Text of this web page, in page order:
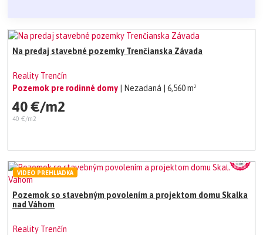
Na predaj stavebné pozemky Trenčianska Závada
Reality Trenčín
Pozemok pre rodinné domy
| Nezadaná | 6,560 m²
40 €/m2
40 €/m2
Pozemok so stavebným povolením a projektom domu Skalka
nad Váhom
Reality Trenčín
VIDEO PREHLIADKA